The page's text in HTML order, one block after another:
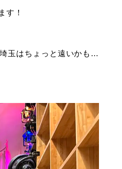
す！
玉はちょっと遠いかも…